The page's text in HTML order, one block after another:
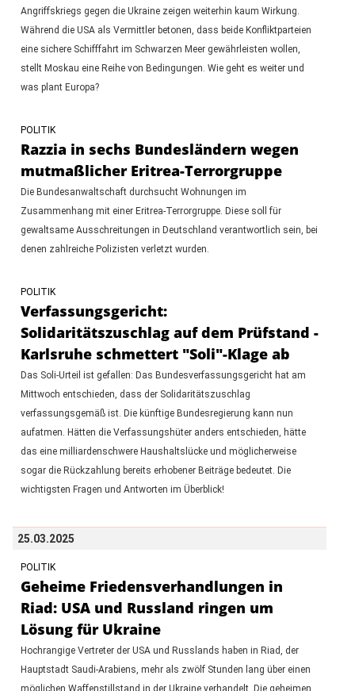
Angriffskriegs gegen die Ukraine zeigen weiterhin kaum Wirkung.
Während die USA als Vermittler betonen, dass beide Konfliktparteien
eine sichere Schifffahrt im Schwarzen Meer gewährleisten wollen,
stellt Moskau eine Reihe von Bedingungen. Wie geht es weiter und
was plant Europa?
POLITIK
Razzia in sechs Bundesländern wegen
mutmaßlicher Eritrea-Terrorgruppe
Die Bundesanwaltschaft durchsucht Wohnungen im
Zusammenhang mit einer Eritrea-Terrorgruppe. Diese soll für
gewaltsame Ausschreitungen in Deutschland verantwortlich sein, bei
denen zahlreiche Polizisten verletzt wurden.
POLITIK
Verfassungsgericht:
Solidaritätszuschlag auf dem Prüfstand -
Karlsruhe schmettert "Soli"-Klage ab
Das Soli-Urteil ist gefallen: Das Bundesverfassungsgericht hat am
Mittwoch entschieden, dass der Solidaritätszuschlag
verfassungsgemäß ist. Die künftige Bundesregierung kann nun
aufatmen. Hätten die Verfassungshüter anders entschieden, hätte
das eine milliardenschwere Haushaltslücke und möglicherweise
sogar die Rückzahlung bereits erhobener Beiträge bedeutet. Die
wichtigsten Fragen und Antworten im Überblick!
25.03.2025
POLITIK
Geheime Friedensverhandlungen in
Riad: USA und Russland ringen um
Lösung für Ukraine
Hochrangige Vertreter der USA und Russlands haben in Riad, der
Hauptstadt Saudi-Arabiens, mehr als zwölf Stunden lang über einen
möglichen Waffenstillstand in der Ukraine verhandelt. Die geheimen